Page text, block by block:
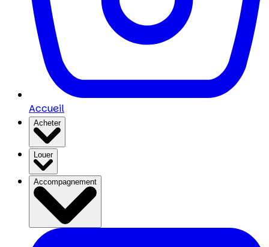
Accueil
Acheter
Louer
Accompagnement